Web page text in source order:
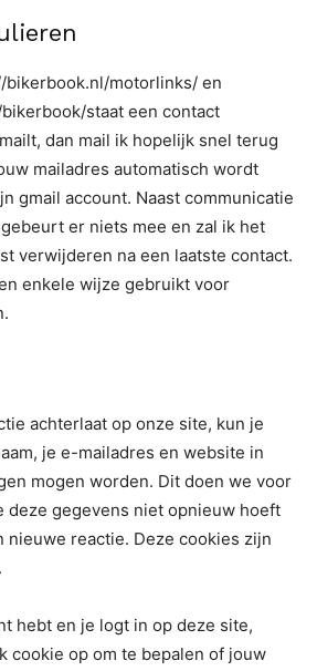
bikerbook.nl/motorlinks/ en
staat een contact
dan mail ik hopelijk snel terug
mailadres automatisch wordt
gmail account. Naast communicatie
er niets mee en zal ik het
verwijderen na een laatste contact.
enkele wijze gebruikt voor
achterlaat op onze site, kun je
je e-mailadres en website in
mogen worden. Dit doen we voor
deze gegevens niet opnieuw hoeft
nieuwe reactie. Deze cookies zijn
hebt en je logt in op deze site,
cookie op om te bepalen of jouw